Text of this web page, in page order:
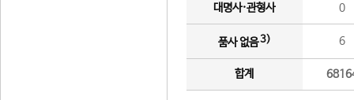
대명사·관형사 0
품사 없음3) 6
합계